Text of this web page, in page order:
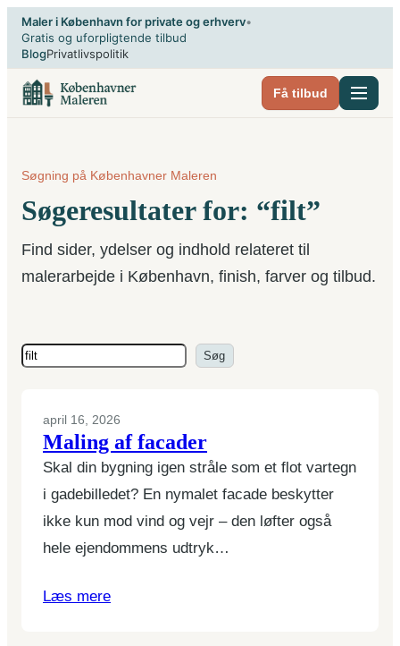
Spring
indhold
Maler i København for private og erhverv•
Gratis og uforpligtende tilbud
BlogPrivatlivspolitik
Få tilbud
Søgning på Københavner Maleren
Søgeresultater for: “filt”
Find sider, ydelser og indhold relateret til
malerarbejde i København, finish, farver og tilbud.
Søg Søg
april 16, 2026
Maling af facader
Skal din bygning igen stråle som et flot vartegn
i gadebilledet? En nymalet facade beskytter
ikke kun mod vind og vejr – den løfter også
hele ejendommens udtryk…
Læs mere